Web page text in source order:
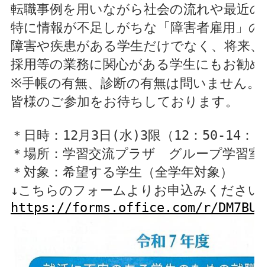
転職事例を用いながら社会の流れや最近
特に情報が不足しがちな「障害者雇用」
障害や疾患がある学生だけでなく、将来
採用等の業務に関心がある学生にもお勧
※手帳の有無、診断の有無は問いません。
皆様のご参加をお待ちしております。
＊日時：12月3日(水)3限（12：50-14：
＊場所：学習交流プラザ　グループ学習室
＊対象：希望する学生（全学年対象）
↓こちらのフォームよりお申込みください
https://forms.office.com/r/